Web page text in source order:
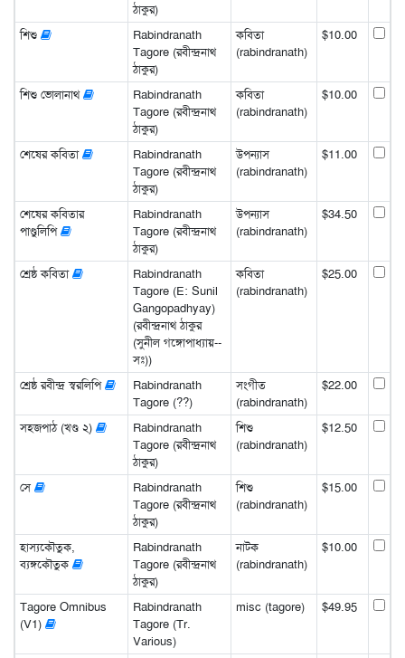
ঠাকুর)
শিশু
Rabindranath
Tagore (রবীন্দ্রনাথ
ঠাকুর)
কবিতা
(rabindranath)
$10.00
শিশু ভোলানাথ
Rabindranath
Tagore (রবীন্দ্রনাথ
ঠাকুর)
কবিতা
(rabindranath)
$10.00
শেষের কবিতা
Rabindranath
Tagore (রবীন্দ্রনাথ
ঠাকুর)
উপন্যাস
(rabindranath)
$11.00
শেষের কবিতার
পাণ্ডুলিপি
Rabindranath
Tagore (রবীন্দ্রনাথ
ঠাকুর)
উপন্যাস
(rabindranath)
$34.50
শ্রেষ্ঠ কবিতা
Rabindranath
Tagore (E: Sunil
Gangopadhyay)
(রবীন্দ্রনাথ ঠাকুর
(সুনীল গঙ্গোপাধ্যায়--
সঃ))
কবিতা
(rabindranath)
$25.00
শ্রেষ্ঠ রবীন্দ্র স্বরলিপি
Rabindranath
Tagore (??)
সংগীত
(rabindranath)
$22.00
সহজপাঠ (খণ্ড ২)
Rabindranath
Tagore (রবীন্দ্রনাথ
ঠাকুর)
শিশু
(rabindranath)
$12.50
সে
Rabindranath
Tagore (রবীন্দ্রনাথ
ঠাকুর)
শিশু
(rabindranath)
$15.00
হাস্যকৌতুক,
ব্যঙ্গকৌতুক
Rabindranath
Tagore (রবীন্দ্রনাথ
ঠাকুর)
নাটক
(rabindranath)
$10.00
Tagore Omnibus
(V1)
Rabindranath
Tagore (Tr.
Various)
misc (tagore) $49.95